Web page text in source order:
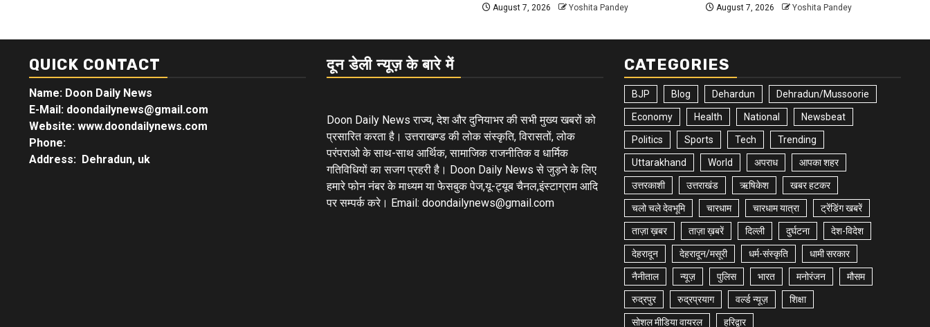
August 7, 2026 Yoshita Pandey August 7, 2026 Yoshita Pandey
QUICK CONTACT
Name: Doon Daily News
E-Mail: doondailynews@gmail.com
Website: www.doondailynews.com
Phone:
Address: Dehradun, uk
दून डेली न्यूज़ के बारे में
Doon Daily News राज्य, देश और दुनियाभर की सभी मुख्य खबरों को
प्रसारित करता है। उत्तराखण्ड की लोक संस्कृति, विरासतों, लोक
परंपराओ के साथ-साथ आर्थिक, सामाजिक राजनीतिक व धार्मिक
गतिविधियों का सजग प्रहरी है। Doon Daily News से जुड़ने के लिए
हमारे फोन नंबर के माध्यम या फेसबुक पेज,यू-ट्यूब चैनल,इंस्टाग्राम आदि
पर सम्पर्क करे। Email: doondailynews@gmail.com
CATEGORIES
BJP Blog Dehardun Dehradun/Mussoorie
Economy Health National Newsbeat
Politics Sports Tech Trending
Uttarakhand World अपराध आपका शहर
उत्तरकाशी उत्तराखंड ऋषिकेश खबर हटकर
चलो चले देवभूमि चारधाम चारधाम यात्रा ट्रेंडिंग खबरें
ताज़ा ख़बर ताज़ा ख़बरें दिल्ली दुर्घटना देश-विदेश
देहरादून देहरादून/मसूरी धर्म-संस्कृति धामी सरकार
नैनीताल न्यूज़ पुलिस भारत मनोरंजन मौसम
रुद्रपुर रुद्रप्रयाग वर्ल्ड न्यूज़ शिक्षा
सोशल मीडिया वायरल हरिद्वार